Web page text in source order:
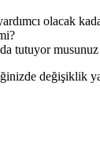
olacak
tutuyor musunuz
değişiklik